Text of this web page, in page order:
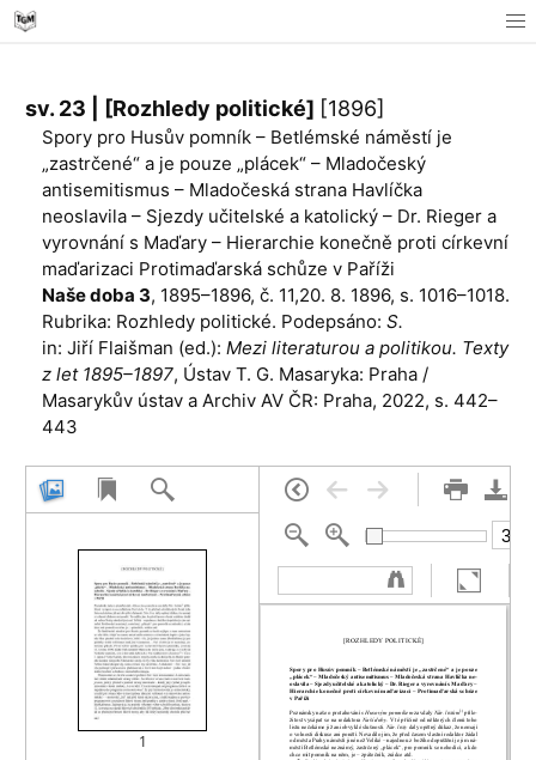
sv. 23 | [Rozhledy politické] [1896]
Spory pro Husův pomník – Betlémské náměstí je
„zastrčené“ a je pouze „plácek“ – Mladočeský
antisemitismus – Mladočeská strana Havlíčka
neoslavila – Sjezdy učitelské a katolický – Dr. Rieger a
vyrovnání s Maďary – Hierarchie konečně proti církevní
maďarizaci Protimaďarská schůze v Paříži
Naše doba 3, 1895–1896, č. 11,20. 8. 1896, s. 1016–1018.
Rubrika: Rozhledy politické. Podepsáno: S.
in: Jiří Flaišman (ed.): Mezi literaturou a politikou. Texty
z let 1895–1897, Ústav T. G. Masaryka: Praha /
Masarykův ústav a Archiv AV ČR: Praha, 2022, s. 442–
443